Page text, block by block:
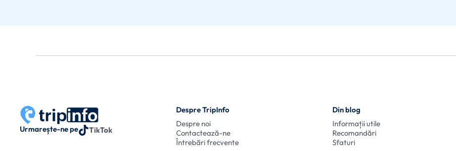
Urmarește-ne pe TikTok
Despre TripInfo
Despre noi
Contactează-ne
Întrebări frecvente
Din blog
Informații utile
Recomandări
Sfaturi